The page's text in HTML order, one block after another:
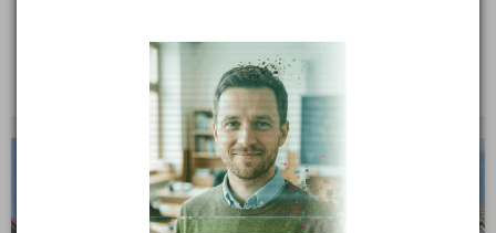
Kopeckého sady 10, 30100 Plzeň
Ředitel: Miroslav Brejcha